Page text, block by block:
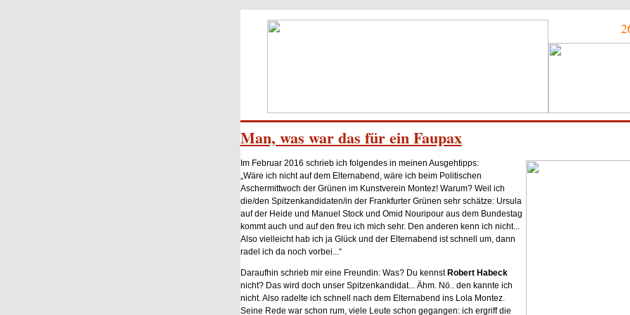
Man, was war das für ein Faupax
Im Februar 2016 schrieb ich folgendes in meinen Ausgehtipps:
„Wäre ich nicht auf dem Elternabend, wäre ich beim Politischen
Aschermittwoch der Grünen im Kunstverein Montez! Warum? Weil ich
die/den Spitzenkandidaten/in der Frankfurter Grünen sehr schätze: Ursula
auf der Heide und Manuel Stock und Omid Nouripour aus dem Bundestag
kommt auch und auf den freu ich mich sehr. Den anderen kenn ich nicht...
Also vielleicht hab ich ja Glück und der Elternabend ist schnell um, dann
radel ich da noch vorbei...“
Daraufhin schrieb mir eine Freundin: Was? Du kennstRobert Habeck
nicht? Das wird doch unser Spitzenkandidat... Ähm. Nö.. den kannte ich
nicht. Also radelte ich schnell nach dem Elternabend ins Lola Montez.
Seine Rede war schon rum, viele Leute schon gegangen: ich ergriff die